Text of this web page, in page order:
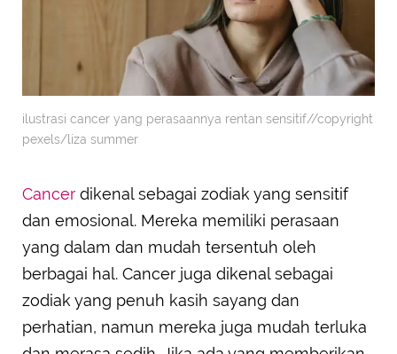
ilustrasi cancer yang perasaannya rentan sensitif//copyright
pexels/liza summer
Cancer dikenal sebagai zodiak yang sensitif
dan emosional. Mereka memiliki perasaan
yang dalam dan mudah tersentuh oleh
berbagai hal. Cancer juga dikenal sebagai
zodiak yang penuh kasih sayang dan
perhatian, namun mereka juga mudah terluka